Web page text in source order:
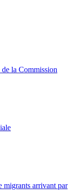
de la Commission
migrants arrivant par